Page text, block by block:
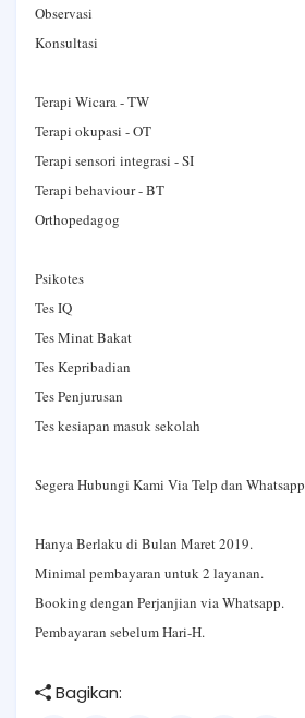
Observasi
Konsultasi
Terapi Wicara - TW
Terapi okupasi - OT
Terapi sensori integrasi - SI
Terapi behaviour - BT
Orthopedagog
Psikotes
Tes IQ
Tes Minat Bakat
Tes Kepribadian
Tes Penjurusan
Tes kesiapan masuk sekolah
Segera Hubungi Kami Via Telp dan Whatsapp
Hanya Berlaku di Bulan Maret 2019.
Minimal pembayaran untuk 2 layanan.
Booking dengan Perjanjian via Whatsapp.
Pembayaran sebelum Hari-H.
Bagikan: